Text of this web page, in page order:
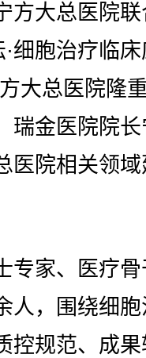
方大总医院
细胞治疗临
大总医院隆
瑞金医院院
医院相关领
家、医疗骨
人，围绕细
控规范、成